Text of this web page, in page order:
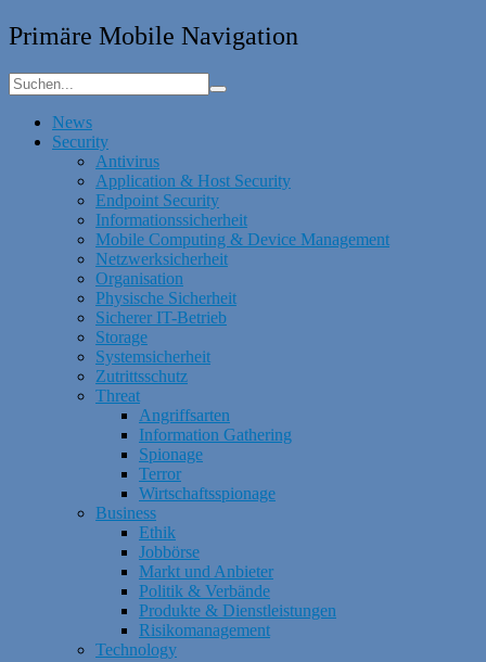
Primäre Mobile Navigation
News
Security
Antivirus
Application & Host Security
Endpoint Security
Informationssicherheit
Mobile Computing & Device Management
Netzwerksicherheit
Organisation
Physische Sicherheit
Sicherer IT-Betrieb
Storage
Systemsicherheit
Zutrittsschutz
Threat
Angriffsarten
Information Gathering
Spionage
Terror
Wirtschaftsspionage
Business
Ethik
Jobbörse
Markt und Anbieter
Politik & Verbände
Produkte & Dienstleistungen
Risikomanagement
Technology